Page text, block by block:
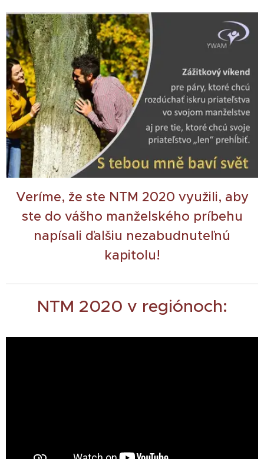
Veríme, že ste NTM 2020 využili, aby
ste do vášho manželského príbehu
napísali ďalšiu nezabudnuteľnú
kapitolu!
NTM 2020 v regiónoch: